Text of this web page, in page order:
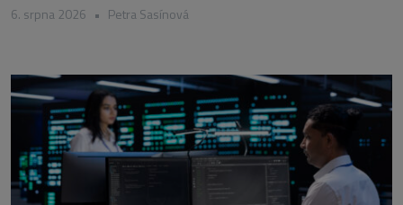
6. srpna 2026 • Petra Sasínová